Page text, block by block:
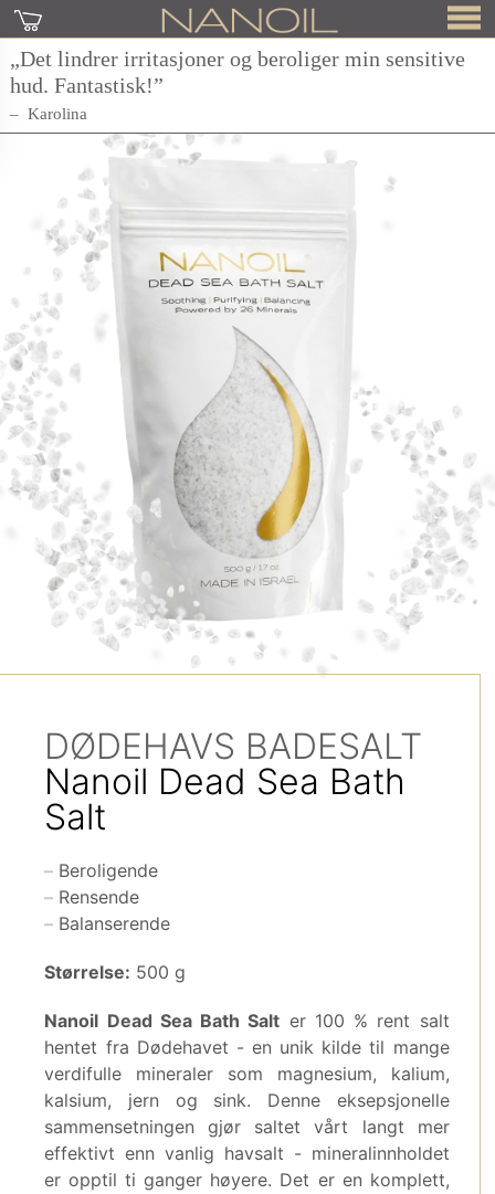
„Det lindrer irritasjoner og beroliger min sensitive
hud. Fantastisk!”
Karolina
DØDEHAVS BADESALT
Nanoil Dead Sea Bath
Salt
Beroligende
Rensende
Balanserende
Størrelse: 500 g
Nanoil Dead Sea Bath Salt er 100 % rent salt
hentet fra Dødehavet - en unik kilde til mange
verdifulle mineraler som magnesium, kalium,
kalsium, jern og sink. Denne eksepsjonelle
sammensetningen gjør saltet vårt langt mer
effektivt enn vanlig havsalt - mineralinnholdet
er opptil ti ganger høyere. Det er en komplett,